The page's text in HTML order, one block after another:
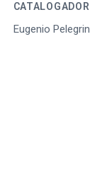
CATALOGADOR
Eugenio Pelegrin